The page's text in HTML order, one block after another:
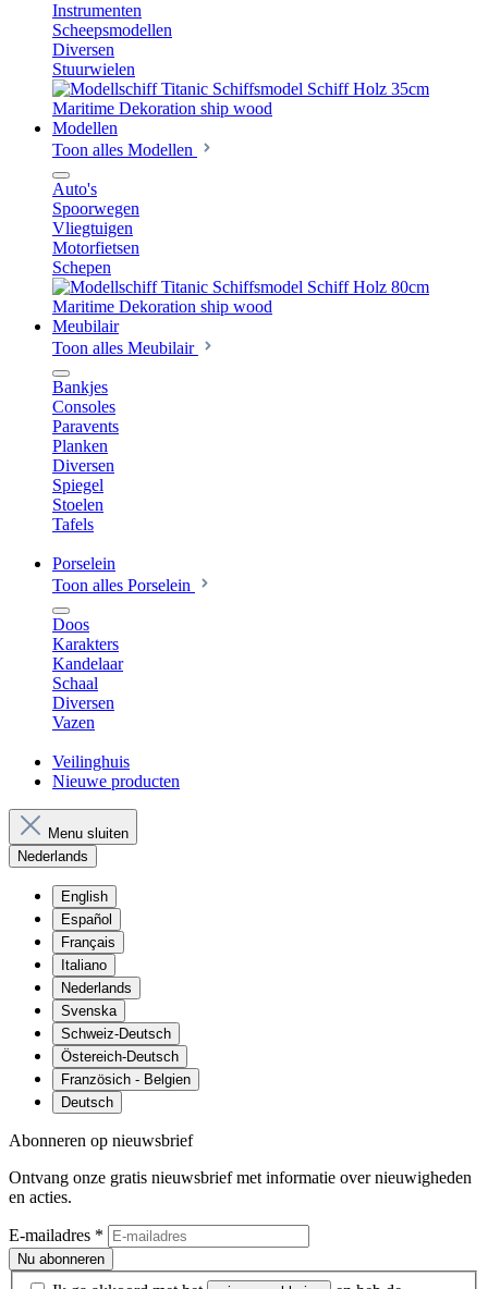
Instrumenten
Scheepsmodellen
Diversen
Stuurwielen
Modellen
Toon alles Modellen
Auto's
Spoorwegen
Vliegtuigen
Motorfietsen
Schepen
Meubilair
Toon alles Meubilair
Bankjes
Consoles
Paravents
Planken
Diversen
Spiegel
Stoelen
Tafels
Porselein
Toon alles Porselein
Doos
Karakters
Kandelaar
Schaal
Diversen
Vazen
Veilinghuis
Nieuwe producten
Menu sluiten
Nederlands
English
Español
Français
Italiano
Nederlands
Svenska
Schweiz-Deutsch
Östereich-Deutsch
Französich - Belgien
Deutsch
Abonneren op nieuwsbrief
Ontvang onze gratis nieuwsbrief met informatie over nieuwigheden
en acties.
E-mailadres *
Nu abonneren